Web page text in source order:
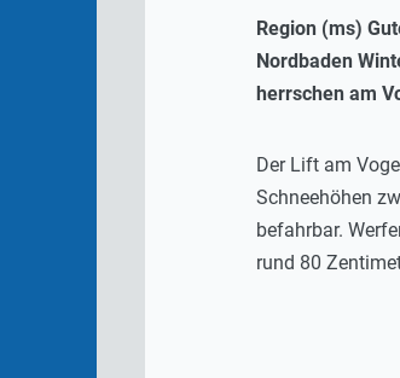
Region (ms)
Nordbaden
herrschen am
Der Lift am
Schneehöhen
befahrbar.
rund 80